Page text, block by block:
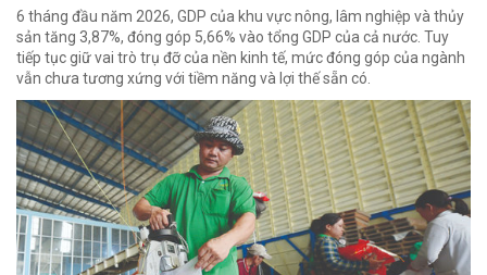
6 tháng đầu năm 2026, GDP của khu vực nông, lâm nghiệp và thủy
sản tăng 3,87%, đóng góp 5,66% vào tổng GDP của cả nước. Tuy
tiếp tục giữ vai trò trụ đỡ của nền kinh tế, mức đóng góp của ngành
vẫn chưa tương xứng với tiềm năng và lợi thế sẵn có.